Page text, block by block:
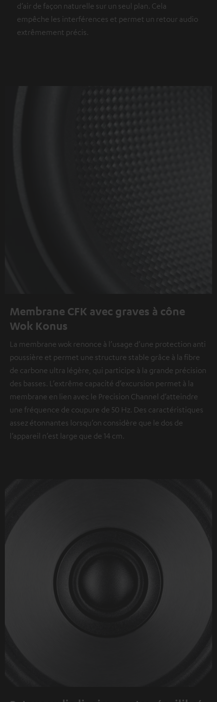
d’air de façon naturelle sur un seul plan. Cela
empêche les interférences et permet un retour audio
extrêmement précis.
Membrane CFK avec graves à cône
Wok Konus
La membrane wok renonce à l’usage d’une protection anti
poussière et permet une structure stable grâce à la fibre
de carbone ultra légère, qui participe à la grande précision
des basses. L’extrême capacité d’excursion permet à la
membrane en lien avec le Precision Channel d’atteindre
une fréquence de coupure de 50 Hz. Des caractéristiques
assez étonnantes lorsqu’on considère que le dos de
l’appareil n’est large que de 14 cm.